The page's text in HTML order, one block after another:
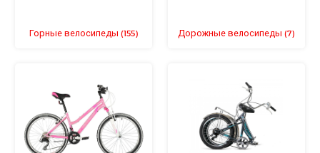
Горные велосипеды (155) Дорожные велосипеды(7)